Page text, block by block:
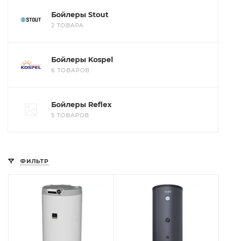
Бойлеры Stout
2 ТОВАРА
Бойлеры Kospel
6 ТОВАРОВ
Бойлеры Reflex
5 ТОВАРОВ
ФИЛЬТР